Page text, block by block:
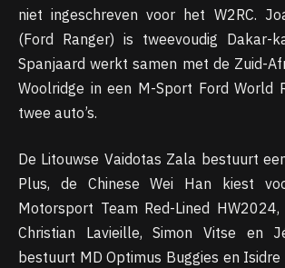
niet ingeschreven voor het W2RC.
(Ford Ranger) is tweevoudig Dakar-
Spanjaard werkt samen met de Zuid-
Woolridge in een M-Sport Ford World
twee auto’s.
De Litouwse Vaidotas Zala bestuurt
Plus, de Chinese Wei Han kiest
Motorsport Team Red-Lined
Christian Lavieille, Simon Vitse en
bestuurt MD Optimus Buggies en